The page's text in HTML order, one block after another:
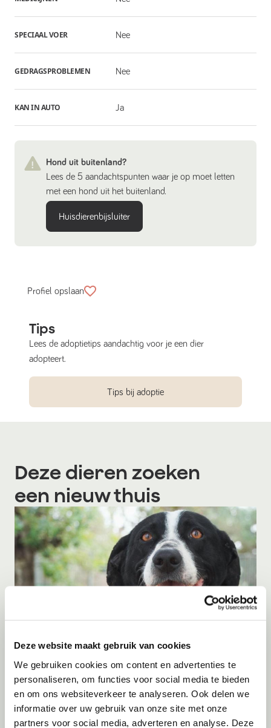
Deze website maakt gebruik van cookies
We gebruiken cookies om content en advertenties te
personaliseren, om functies voor social media te bieden
en om ons websiteverkeer te analyseren. Ook delen we
informatie over uw gebruik van onze site met onze
partners voor social media, adverteren en analyse. Deze
SPECIAAL VOER Nee
GEDRAGSPROBLEMEN Nee
KAN IN AUTO Ja
Hond uit buitenland?
Lees de 5 aandachtspunten waar je op moet letten
met een hond uit het buitenland.
Huisdierenbijsluiter
Profiel opslaan
Tips
Lees de adoptietips aandachtig voor je een dier
adopteert.
Tips bij adoptie
Deze dieren zoeken
een nieuw thuis
Adoptie08-08-2026
Paco